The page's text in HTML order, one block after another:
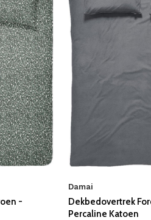
-
Damai
Dekbedovertrek
Percaline Katoen